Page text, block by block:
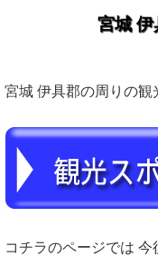
宮城 伊
宮城 伊具郡の周りの観
コチラのページでは 今